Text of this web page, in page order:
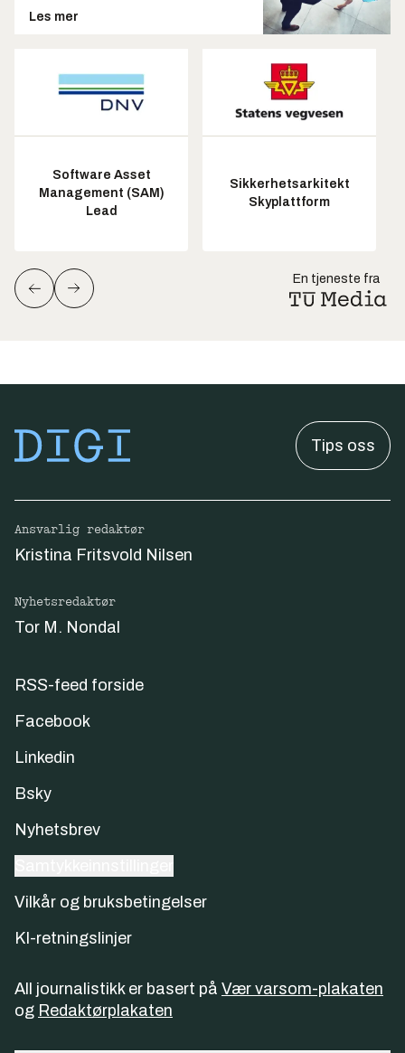
Les mer
Software Asset
Management (SAM)
Lead
Sikkerhetsarkitekt
Skyplattform
En tjeneste fra
Tips oss
Ansvarlig redaktør
Kristina Fritsvold Nilsen
Nyhetsredaktør
Tor M. Nondal
RSS-feed forside
Facebook
Linkedin
Bsky
Nyhetsbrev
Vilkår og bruksbetingelser
KI-retningslinjer
All journalistikk er basert på Vær varsom-plakaten
og Redaktørplakaten